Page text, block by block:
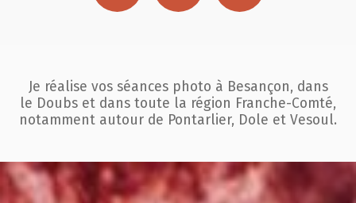
Je réalise vos séances photo à Besançon, dans
le Doubs et dans toute la région Franche-Comté,
notamment autour de Pontarlier, Dole et Vesoul.